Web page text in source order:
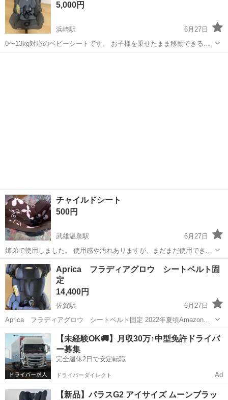
取り外し、 全てホームクリ...
5,000円
浜崎駅
6月27日
0〜13kg対応のベビーシートです。 お子様を乗せたまま移動できるタ
イプです。 使用期間は短いので美品だとは思いますが、あくまでも個
チャイルドシート
500円
武雄温泉駅
6月27日
姉弟で使用しました。 使用感や汚れありますが、まだまだ使用できま
す。 このままの状態でのお渡しになります。 どなたか使って頂けたら
嬉しいです。 よろしくお願いいたしますm(_ _)m
佐賀 武雄市 ベビー用品
Aprica フラディアグロウ シートベルト固
定
14,400円
佐賀駅
6月27日
Aprica フラディアグロウ シートベルト固定 2022年夏頃Amazonに
て新品を購入し、3年間使用しました。やや使用感はありますが、大き
な傷はなく問題なく使用できていました。取り扱い説明書もありま
す。 子どもが大きく...
佐賀 佐賀市 佐賀駅 ベビー用品 シートベルト
【未経験OK🚚】月収30万↑中型免許ドライバ
ー募集
完全週休2日で安定転職
ドライバーダイレクト Ad
【新品】パラスG2 アイサイズ ムーンブラッ